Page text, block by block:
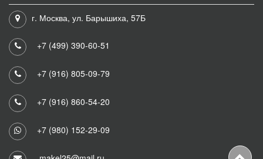
г. Москва, ул. Барышиха, 57Б
+7 (499) 390-60-51
+7 (916) 805-09-79
+7 (916) 860-54-20
+7 (980) 152-29-09